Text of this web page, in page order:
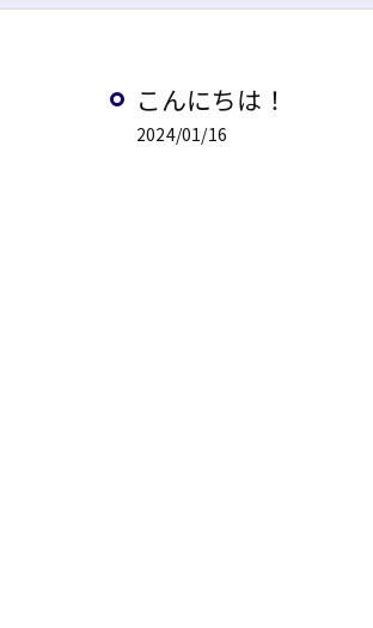
こんにちは！
2024/01/16